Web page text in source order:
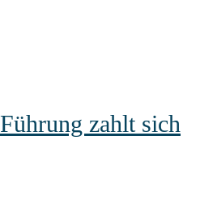
zahlt sich